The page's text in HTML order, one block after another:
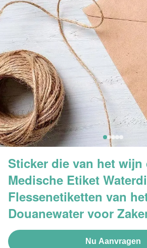
Sticker die van het wijn
Medische Etiket
Flessenetiketten van
Douanewater voor
Nu Aanvragen